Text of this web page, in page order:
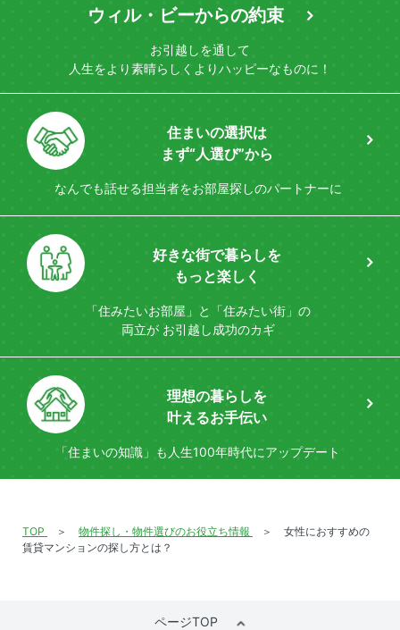
ウィル・ビーからの約束
お引越しを通して
人生をより素晴らしく よりハッピーなものに！
住まいの選択は
まず“人選び”から
なんでも話せる担当者をお部屋探しのパートナーに
好きな街で暮らしを
もっと楽しく
「住みたいお部屋」と「住みたい街」の
両立がお引越し成功のカギ
理想の暮らしを
叶えるお手伝い
「住まいの知識」も 人生100年時代にアップデート
TOP 物件探し・物件選びのお役立ち情報
女性におすすめの
賃貸マンションの探し方とは？
ページTOP